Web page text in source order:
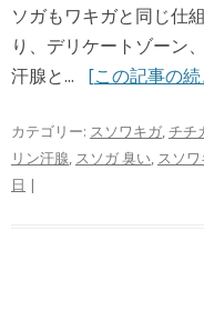
ソガもワキガと同じ仕
り、デリケートゾーン
汗腺と... [この記事の
カテゴリー: スソワキガ,チチ
リン汗腺, スソガ 臭い, スソ
日 |